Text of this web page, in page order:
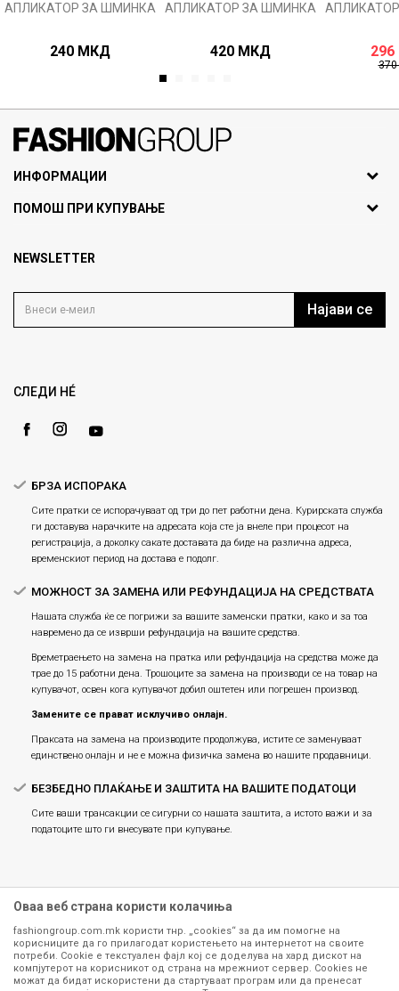
АПЛИКАТОР ЗА ШМИНКА
240 МКД
АПЛИКАТОР ЗА ШМИНКА
420 МКД 296
370
1
ИНФОРМАЦИИ
За нас
Продавници
Блог
Gift Card
ПОМОШ ПРИ КУПУВАЊЕ
Политика на приватност
Како да купите
Замена и рефундација на производи
NEWSLETTER
Најави се
СЛЕДИ НÉ
БРЗА ИСПОРАКА
Сите пратки се испорачуваат од три до пет работни дена. Курирската служба
ги доставува нарачките на адресата која сте ја внеле при процесот на
регистрација, а доколку сакате доставата да биде на различна адреса,
временскиот период на достава е подолг.
МОЖНОСТ ЗА ЗАМЕНА ИЛИ РЕФУНДАЦИЈА НА СРЕДСТВАТА
Нашата служба ќе се погрижи за вашите заменски пратки, како и за тоа
навремено да се изврши рефундација на вашите средства.
Времетраењето на замена на пратка или рефундацијa на средства може да
трае до 15 работни дена. Трошоците за замена на производи се на товар на
купувачот, освен кога купувачот добил оштетен или погрешен производ.
Замените се прават исклучиво онлајн.
Праксата на замена на производите продолжува, истите се заменуваат
единствено онлајн и не е можна физичка замена во нашите продавници.
БЕЗБЕДНО ПЛАЌАЊЕ И ЗАШТИТА НА ВАШИТЕ ПОДАТОЦИ
Сите ваши трансакции се сигурни со нашата заштита, а истото важи и за
податоците што ги внесувате при купување.
Оваа веб страна користи колачиња
fashiongroup.com.mk користи тнр. „cookies“ за да им помогне на
корисниците да го прилагодат користењето на интернетот на своите
потреби. Cookie е текстуален фајл кој се доделува на хард дискот на
компјутерот на корисникот од страна на мрежниот сервер. Cookies не
можат да бидат искористени да стартуваат програм или да пренесат